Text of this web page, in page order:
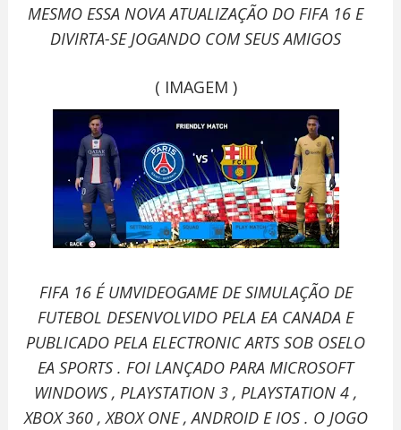
MESMO ESSA NOVA ATUALIZAÇÃO DO FIFA 16 E
DIVIRTA-SE JOGANDO COM SEUS AMIGOS
( IMAGEM )
FIFA 16 É UMVIDEOGAME DE SIMULAÇÃO DE
FUTEBOL DESENVOLVIDO PELA EA CANADA E
PUBLICADO PELA ELECTRONIC ARTS SOB OSELO
EA SPORTS . FOI LANÇADO PARA MICROSOFT
WINDOWS , PLAYSTATION 3 , PLAYSTATION 4 ,
XBOX 360 , XBOX ONE , ANDROID E IOS . O JOGO